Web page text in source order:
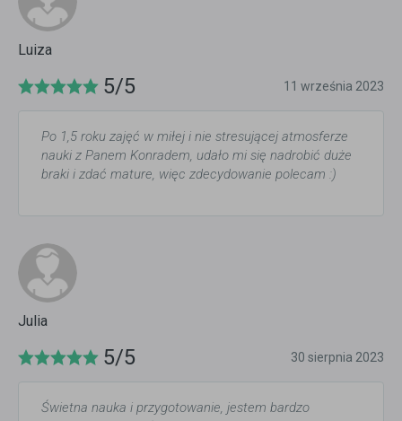
Luiza
5/5 11 września 2023
Po 1,5 roku zajęć w miłej i nie stresującej atmosferze
nauki z Panem Konradem, udało mi się nadrobić duże
braki i zdać mature, więc zdecydowanie polecam :)
Julia
5/5 30 sierpnia 2023
Świetna nauka i przygotowanie, jestem bardzo